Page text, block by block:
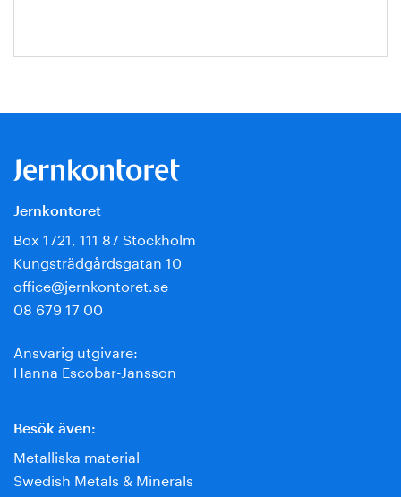
Jernkontoret
Box 1721, 111 87 Stockholm
Kungsträdgårdsgatan 10
office@jernkontoret.se
08 679 17 00
Ansvarig utgivare:
Hanna Escobar-Jansson
Besök även:
Metalliska material
Swedish Metals & Minerals